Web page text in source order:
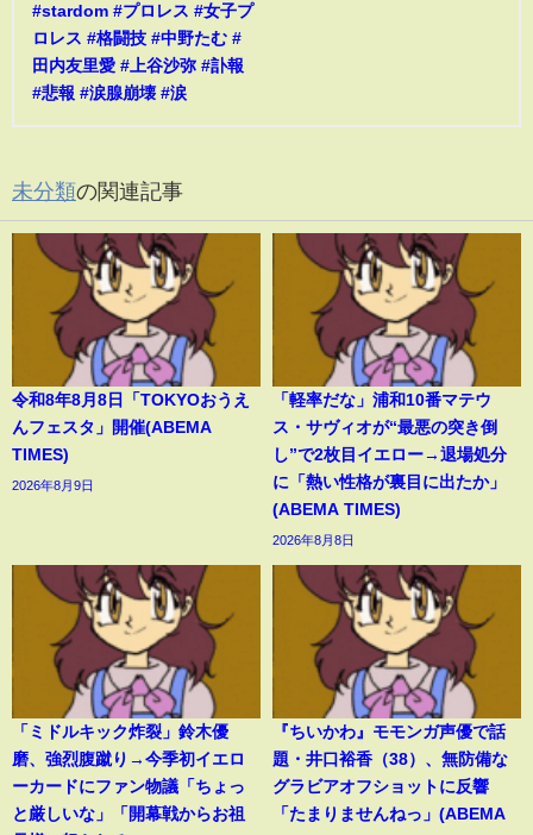
#stardom #プロレス #女子プ
ロレス #格闘技 #中野たむ #
田内友里愛 #上谷沙弥 #訃報
#悲報 #涙腺崩壊 #涙
未分類の関連記事
令和8年8月8日「TOKYOおうえ
んフェスタ」開催(ABEMA
TIMES)
2026年8月9日
「軽率だな」浦和10番マテウ
ス・サヴィオが“最悪の突き倒
し”で2枚目イエロー→退場処分
に「熱い性格が裏目に出たか」
(ABEMA TIMES)
2026年8月8日
「ミドルキック炸裂」鈴木優
磨、強烈腹蹴り→今季初イエロ
ーカードにファン物議「ちょっ
と厳しいな」「開幕戦からお祖
『ちいかわ』モモンガ声優で話
題・井口裕香（38）、無防備な
グラビアオフショットに反響
「たまりませんねっ」(ABEMA